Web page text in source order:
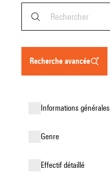
recherche avancée
informations générales
genre
effectif détaillé